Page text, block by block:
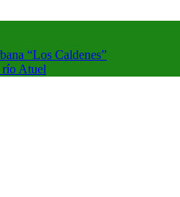
“Los Caldenes”
Atuel